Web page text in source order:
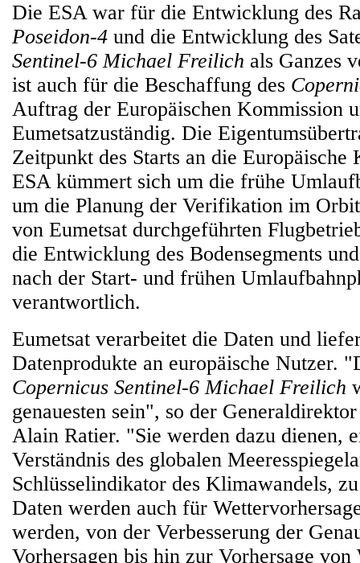
Die ESA war für die Entwicklung des
Poseidon-4 und die Entwicklung des
Sentinel-6 Michael Freilich als Ganzes
ist auch für die Beschaffung des
Auftrag der Europäischen Kommission
Eumetsatzuständig. Die
Zeitpunkt des Starts an die Europäische
ESA kümmert sich um die frühe
um die Planung der Verifikation im
von Eumetsat durchgeführten
die Entwicklung des Bodensegments
nach der Start- und frühen
verantwortlich.
Eumetsat verarbeitet die Daten und
Datenprodukte an europäische Nutzer.
Copernicus Sentinel-6 Michael Freilich
genauesten sein", so der
Alain Ratier. "Sie werden dazu dienen,
Verständnis des globalen
Schlüsselindikator des Klimawandels,
Daten werden auch für
werden, von der Verbesserung der
Vorhersagen bis hin zur Vorhersage